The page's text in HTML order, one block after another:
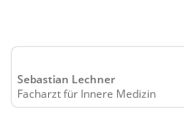
Sebastian Lechner
Facharzt für Innere Medizin